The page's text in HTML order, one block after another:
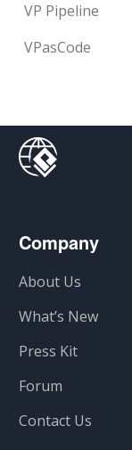
VP Pipeline
VPasCode
Company
About Us
What’s New
Press Kit
Forum
Contact Us